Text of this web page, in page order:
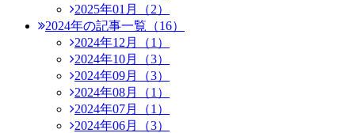
2025年01月（2）
2024年の記事一覧（16）
2024年12月（1）
2024年10月（3）
2024年09月（3）
2024年08月（1）
2024年07月（1）
2024年06月（3）